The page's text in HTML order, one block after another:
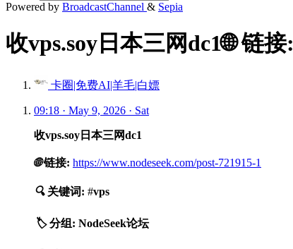
Powered by BroadcastChannel & Sepia
收vps.soy日本三网dc1🌐 链接:
卡圈|免费AI|羊毛|白嫖
09:18 · May 9, 2026 · Sat
收vps.soy日本三网dc1
🌐 链接: https://www.nodeseek.com/post-721915-1
🔍 关键词: #vps
🏷️ 分组: NodeSeek论坛